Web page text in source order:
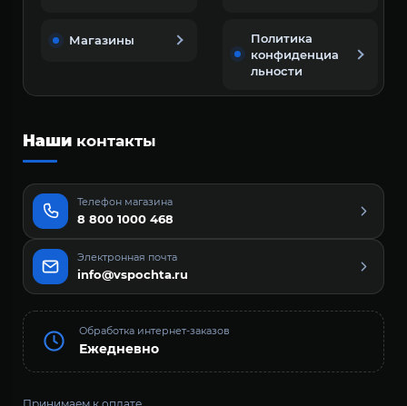
Магазины
Политика
конфиденциа
льности
Наши контакты
Телефон магазина
8 800 1000 468
Электронная почта
info@vspochta.ru
Обработка интернет-заказов
Ежедневно